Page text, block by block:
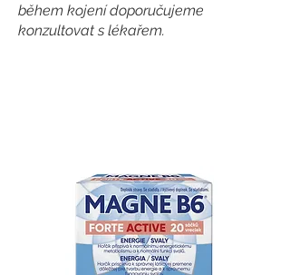
během kojení doporučujeme
konzultovat s lékařem.